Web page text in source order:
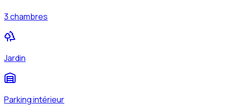
3 chambres
Jardin
Parking intérieur